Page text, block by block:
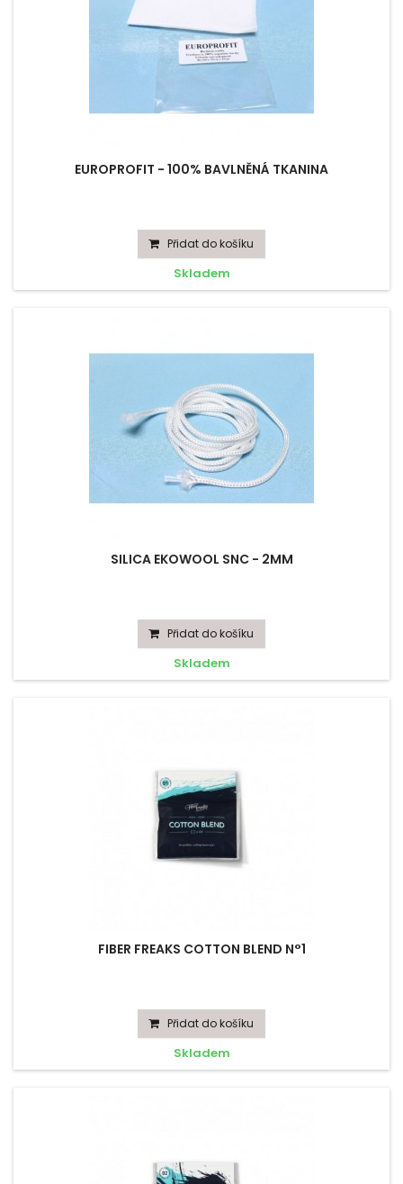
EUROPROFIT - 100% BAVLNĚNÁ TKANINA
Přidat do košíku
Skladem
SILICA EKOWOOL SNC - 2MM
Přidat do košíku
Skladem
FIBER FREAKS COTTON BLEND N°1
Přidat do košíku
Skladem